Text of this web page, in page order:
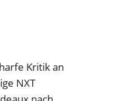
Kritik an
NXT